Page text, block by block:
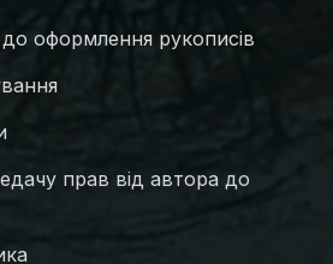
до оформлення рукописів
прав від автора до